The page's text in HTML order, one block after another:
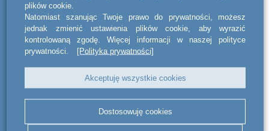
Nakładane sankcje w
przeważającej większości
wynikają z zaniechań lub błędów
dotyczących przekazywania
raportów okresowych, jak i
informacji poufnych.
Nakładanie sankcji bezpośrednio
plików cookie.
Natomiast szanując Twoje prawo do prywatności, możesz
jednak zmienić ustawienia plików cookie, aby wyrazić
kontrolowaną zgodę. Więcej informacji w naszej polityce
prywatności.
[Polityka prywatności]
Akceptuję wszystkie cookies
Dostosowuję cookies